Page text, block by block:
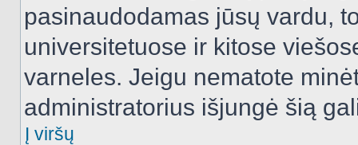
pasinaudodamas jūsų vardu,
universitetuose ir kitose
varneles. Jeigu nematote
administratorius išjungė šią
Į viršų